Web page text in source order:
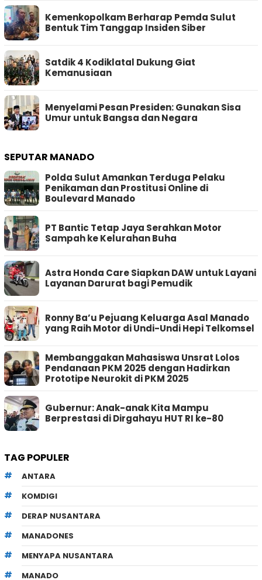
Kemenkopolkam Berharap Pemda Sulut
Bentuk Tim Tanggap Insiden Siber
Satdik 4 Kodiklatal Dukung Giat
Kemanusiaan
Menyelami Pesan Presiden: Gunakan Sisa
Umur untuk Bangsa dan Negara
SEPUTAR MANADO
Polda Sulut Amankan Terduga Pelaku
Penikaman dan Prostitusi Online di
Boulevard Manado
PT Bantic Tetap Jaya Serahkan Motor
Sampah ke Kelurahan Buha
Astra Honda Care Siapkan DAW untuk Layani
Layanan Darurat bagi Pemudik
Ronny Ba’u Pejuang Keluarga Asal Manado
yang Raih Motor di Undi-Undi Hepi Telkomsel
Membanggakan Mahasiswa Unsrat Lolos
Pendanaan PKM 2025 dengan Hadirkan
Prototipe Neurokit di PKM 2025
Gubernur: Anak-anak Kita Mampu
Berprestasi di Dirgahayu HUT RI ke-80
TAG POPULER
ANTARA
KOMDIGI
DERAP NUSANTARA
MANADONES
MENYAPA NUSANTARA
MANADO